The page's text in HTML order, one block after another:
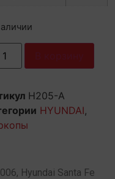
H205-A
HYUNDAI,
Hyundai Santa Fe